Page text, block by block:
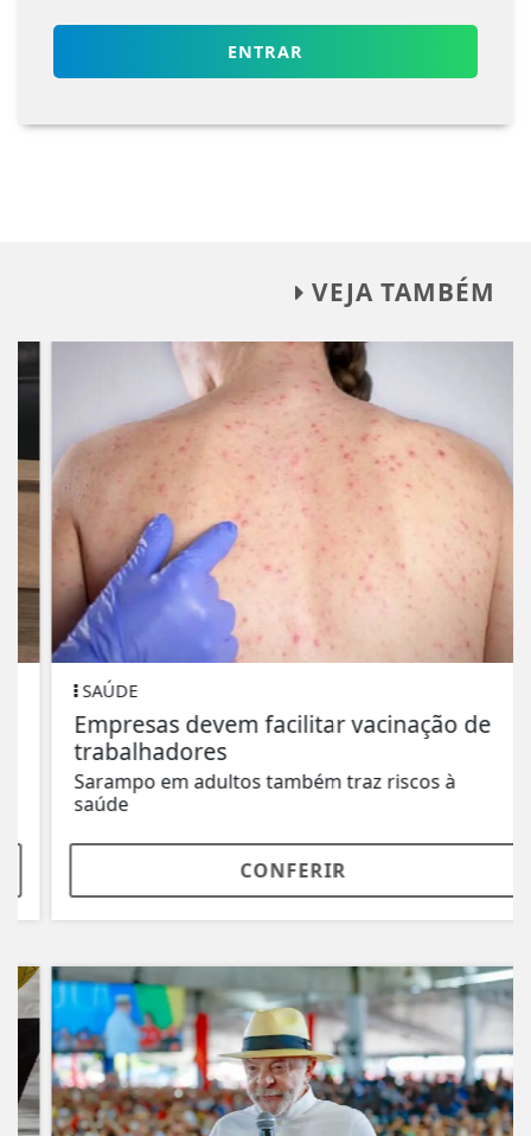
ENTRAR
VEJA TAMBÉM
SAÚDE
Empresas devem facilitar vacinação de
trabalhadores
Sarampo em adultos também traz riscos à
saúde
CONFERIR